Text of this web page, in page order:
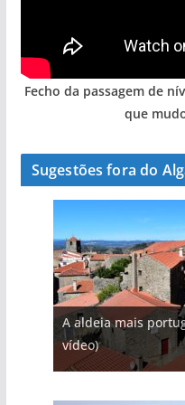
Fecho da passagem de
que
Sugestões fora do
A aldeia mais
vídeo)
A piscina natural
As portas do rio